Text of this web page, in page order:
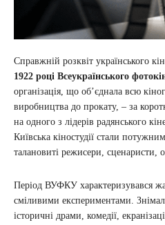
Справжній розквіт українського
1922 році Всеукраїнського
організація, що об’єднала всю
виробництва до прокату, – за
на одного з лідерів радянського
Київська кіностудії стали
талановиті режисери, сценаристи,
Період ВУФКУ характеризувався
сміливими експериментами.
історичні драми, комедії,